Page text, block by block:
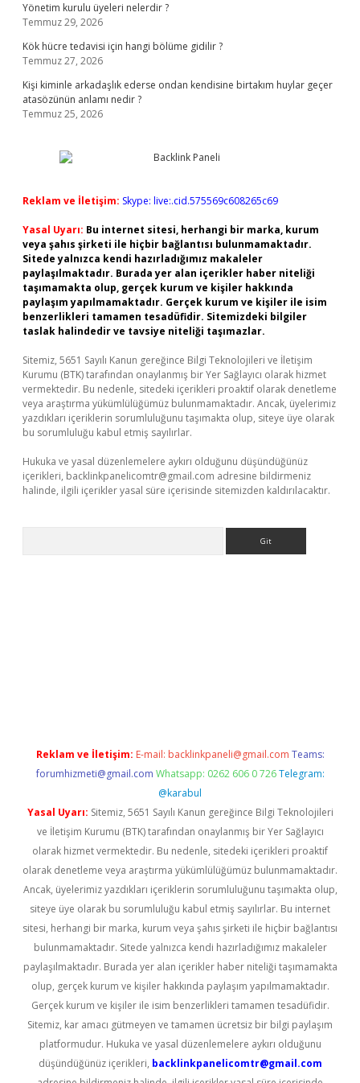
Yönetim kurulu üyeleri nelerdir ?
Temmuz 29, 2026
Kök hücre tedavisi için hangi bölüme gidilir ?
Temmuz 27, 2026
Kişi kiminle arkadaşlık ederse ondan kendisine birtakım huylar geçer
atasözünün anlamı nedir ?
Temmuz 25, 2026
Reklam ve İletişim: Skype: live:.cid.575569c608265c69
Yasal Uyarı: Bu internet sitesi, herhangi bir marka, kurum
veya şahıs şirketi ile hiçbir bağlantısı bulunmamaktadır.
Sitede yalnızca kendi hazırladığımız makaleler
paylaşılmaktadır. Burada yer alan içerikler haber niteliği
taşımamakta olup, gerçek kurum ve kişiler hakkında
paylaşım yapılmamaktadır. Gerçek kurum ve kişiler ile isim
benzerlikleri tamamen tesadüfidir. Sitemizdeki bilgiler
taslak halindedir ve tavsiye niteliği taşımazlar.
Sitemiz, 5651 Sayılı Kanun gereğince Bilgi Teknolojileri ve İletişim
Kurumu (BTK) tarafından onaylanmış bir Yer Sağlayıcı olarak hizmet
vermektedir. Bu nedenle, sitedeki içerikleri proaktif olarak denetleme
veya araştırma yükümlülüğümüz bulunmamaktadır. Ancak, üyelerimiz
yazdıkları içeriklerin sorumluluğunu taşımakta olup, siteye üye olarak
bu sorumluluğu kabul etmiş sayılırlar.
Hukuka ve yasal düzenlemelere aykırı olduğunu düşündüğünüz
içerikleri, backlinkpanelicomtr@gmail.com adresine bildirmeniz
halinde, ilgili içerikler yasal süre içerisinde sitemizden kaldırılacaktır.
Reklam ve İletişim: E-mail: backlinkpaneli@gmail.com Teams:
forumhizmeti@gmail.com Whatsapp: 0262 606 0 726 Telegram:
@karabul
Yasal Uyarı: Sitemiz, 5651 Sayılı Kanun gereğince Bilgi Teknolojileri
ve İletişim Kurumu (BTK) tarafından onaylanmış bir Yer Sağlayıcı
olarak hizmet vermektedir. Bu nedenle, sitedeki içerikleri proaktif
olarak denetleme veya araştırma yükümlülüğümüz bulunmamaktadır.
Ancak, üyelerimiz yazdıkları içeriklerin sorumluluğunu taşımakta olup,
siteye üye olarak bu sorumluluğu kabul etmiş sayılırlar. Bu internet
sitesi, herhangi bir marka, kurum veya şahıs şirketi ile hiçbir bağlantısı
bulunmamaktadır. Sitede yalnızca kendi hazırladığımız makaleler
paylaşılmaktadır. Burada yer alan içerikler haber niteliği taşımamakta
olup, gerçek kurum ve kişiler hakkında paylaşım yapılmamaktadır.
Gerçek kurum ve kişiler ile isim benzerlikleri tamamen tesadüfidir.
Sitemiz, kar amacı gütmeyen ve tamamen ücretsiz bir bilgi paylaşım
platformudur. Hukuka ve yasal düzenlemelere aykırı olduğunu
düşündüğünüz içerikleri, backlinkpanelicomtr@gmail.com